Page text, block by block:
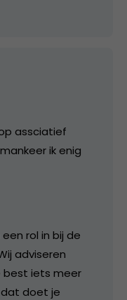
assciatief
ik enig
rol in bij de
adviseren
best iets meer
dat doet je